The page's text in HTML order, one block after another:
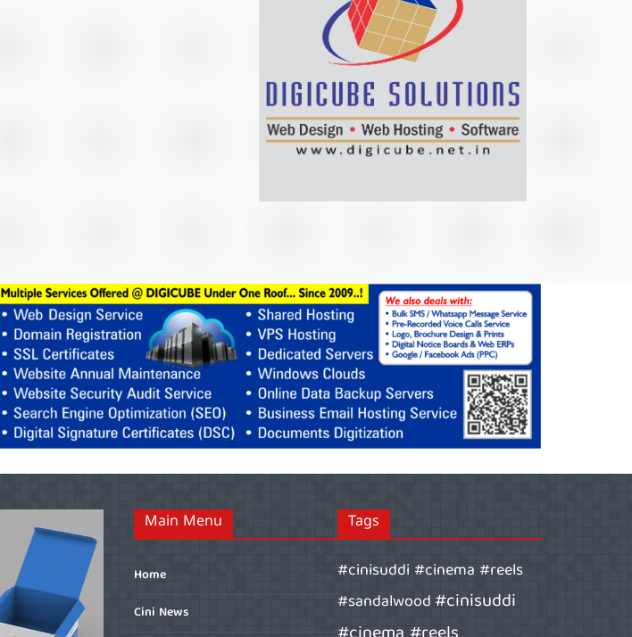
Main Menu
Home
Cini News
Tags
#cinisuddi #cinema #reels
#sandalwood#cinisuddi